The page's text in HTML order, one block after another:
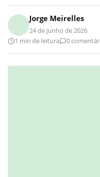
Jorge Meirelles
24 de junho de 2026
1 min de leitura
0